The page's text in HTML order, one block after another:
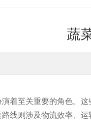
蔬
着至关重要的角色。
线则涉及物流效率、